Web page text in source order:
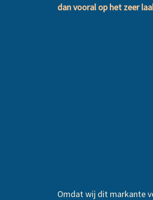
dan vooral op het zeer
Omdat wij dit markante